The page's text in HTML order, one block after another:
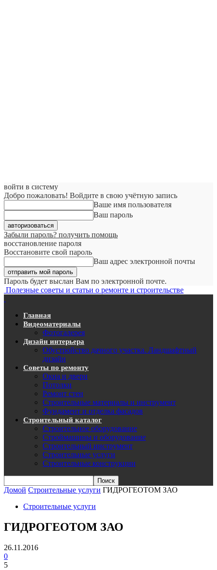
войти в систему
Добро пожаловать! Войдите в свою учётную запись
Ваше имя пользователя
Ваш пароль
Забыли пароль? получить помощь
восстановление пароля
Восстановите свой пароль
Ваш адрес электронной почты
Пароль будет выслан Вам по электронной почте.
Полезные советы и статьи о ремонте и строительстве
Главная
Видеоматериалы
Фотогалерея
Дизайн интерьера
Обустройство дачного участка. Ландшафтный
дизайн
Советы по ремонту
Окна и двери
Потолки
Ремонт стен
Строительные материалы и инструмент
Фундамент и отделка фасадов
Строительный каталог
Строительное оборудование
Строймашины и оборудование
Строительный инструмент
Строительные услуги
Строительные конструкции
Домой Строительные услуги ГИДРОГЕОТОМ ЗАО
Строительные услуги
ГИДРОГЕОТОМ ЗАО
26.11.2016
0
5